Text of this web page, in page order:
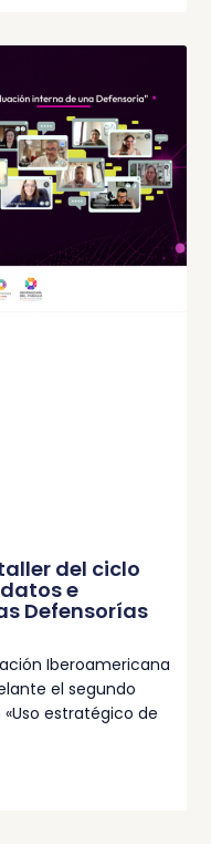
del ciclo
e
Defensorías
Iberoamericana
el segundo
estratégico de